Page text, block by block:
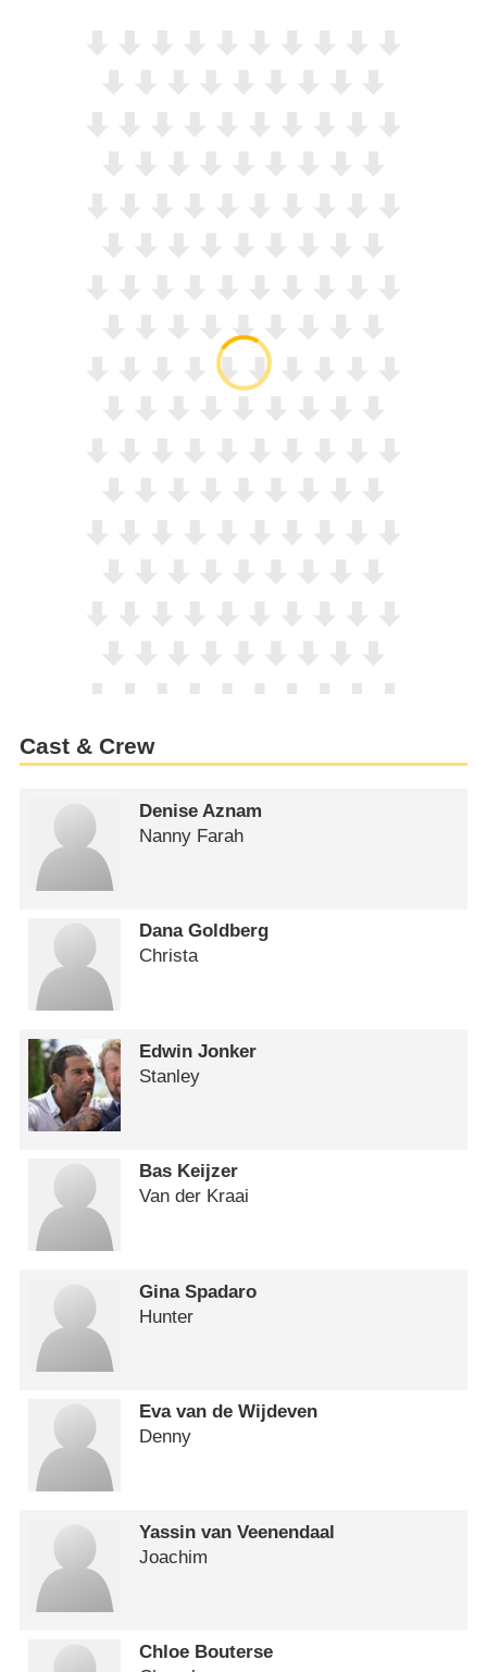
Cast & Crew
Denise Aznam
Nanny Farah
Dana Goldberg
Christa
Edwin Jonker
Stanley
Bas Keijzer
Van der Kraai
Gina Spadaro
Hunter
Eva van de Wijdeven
Denny
Yassin van Veenendaal
Joachim
Chloe Bouterse